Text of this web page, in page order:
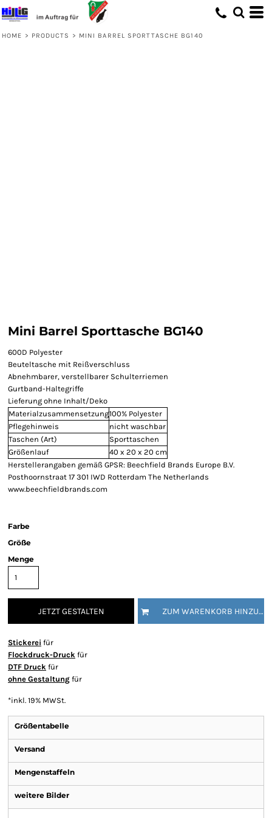
HOME > PRODUCTS > MINI BARREL SPORTTASCHE BG140
Mini Barrel Sporttasche BG140
600D Polyester
Beuteltasche mit Reißverschluss
Abnehmbarer, verstellbarer Schulterriemen
Gurtband-Haltegriffe
Lieferung ohne Inhalt/Deko
Materialzusammensetzung100% Polyester
Pflegehinweis
nicht waschbar
Taschen (Art)
Sporttaschen
Größenlauf
40 x 20 x 20 cm
Herstellerangaben gemäß GPSR: Beechfield Brands Europe B.V.
Posthoornstraat 17 301 IWD Rotterdam The Netherlands
www.beechfieldbrands.com
Farbe
Größe
Menge
JETZT GESTALTEN ZUM WARENKORB HINZUFÜGEN
Stickerei für
Flockdruck-Druck für
DTF Druck für
ohne Gestaltung für
*inkl. 19% MWSt.
Größentabelle
Versand
Mengenstaffeln
weitere Bilder